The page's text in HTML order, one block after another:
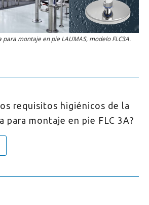
para montaje en pie LAUMAS, modelo FLC3A.
requisitos higiénicos de la
para montaje en pie FLC 3A?